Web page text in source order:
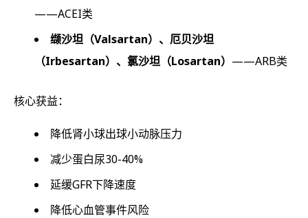
——ACEI类
缬沙坦（Valsartan）、厄贝沙坦
（Irbesartan）、氯沙坦（Losartan） ——ARB类
核心获益：
降低肾小球出球小动脉压力
减少蛋白尿30-40%
延缓GFR下降速度
降低心血管事件风险